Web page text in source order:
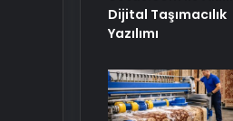
Dijital Taşımacılık
Yazılımı